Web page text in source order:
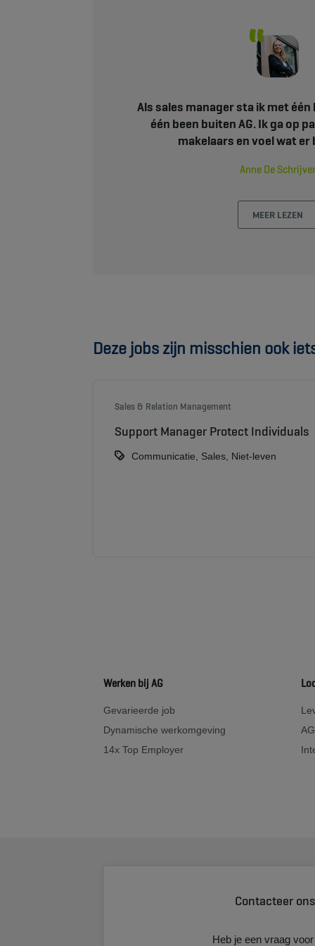
Als sales manager sta ik met
één been buiten AG. Ik ga op
makelaars en voel wat er
Anne De Schrijver
MEER LEZEN
Deze jobs zijn misschien ook
Sales & Relation Management
Support Manager Protect Individuals
Communicatie, Sales, Niet-leven
Werken bij AG
Gevarieerde job
Dynamische werkomgeving
14x Top Employer
Contacteer ons
Heb je een vraag